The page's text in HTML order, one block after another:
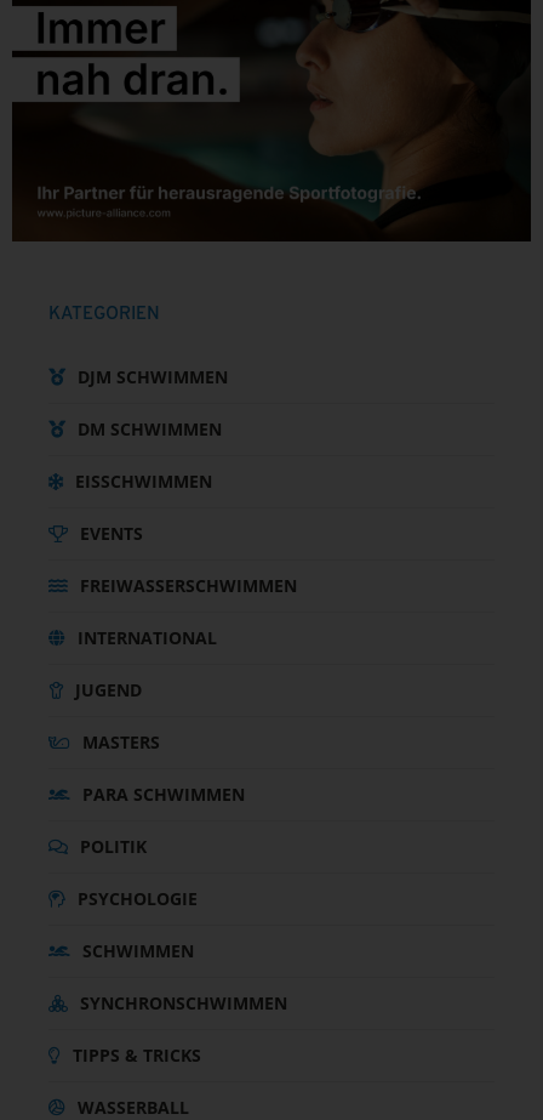
KATEGORIEN
DJM SCHWIMMEN
DM SCHWIMMEN
EISSCHWIMMEN
EVENTS
FREIWASSERSCHWIMMEN
INTERNATIONAL
JUGEND
MASTERS
PARA SCHWIMMEN
POLITIK
PSYCHOLOGIE
SCHWIMMEN
SYNCHRONSCHWIMMEN
TIPPS & TRICKS
WASSERBALL